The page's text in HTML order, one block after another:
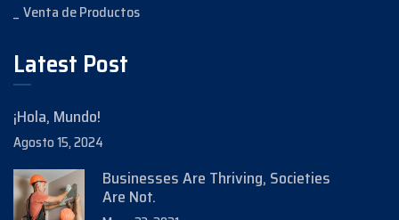
Venta de Productos
Latest Post
¡Hola, Mundo!
Agosto 15, 2024
Businesses Are Thriving, Societies
Are Not.